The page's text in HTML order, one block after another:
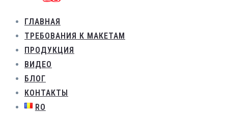
ГЛАВНАЯ
ТРЕБОВАНИЯ К МАКЕТАМ
ПРОДУКЦИЯ
ВИДЕО
БЛОГ
КОНТАКТЫ
RO